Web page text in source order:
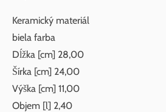
Keramický materiál
biela farba
Dĺžka [cm] 28,00
Šírka [cm] 24,00
Výška [cm] 11,00
Objem [l] 2,40